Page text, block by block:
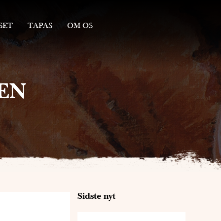
SERVICE
TAPAS
OM OS
OPSKRIFTER
KONTAKT
LEDIGE STILLINGER
Sidste nyt